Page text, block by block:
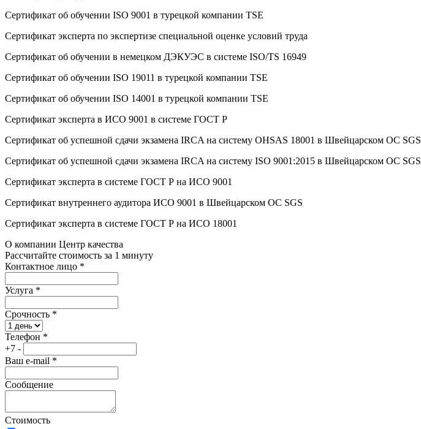
Сертификат об oбучeнии ISO 9001 в турецкой компании TSE
Сертификат эксперта по экспертизе специальной оценке условий труда
Сертификат об oбучeнии в немецком ДЭКУЭС в системе ISO/TS 16949
Сертификат об oбучeнии ISO 19011 в турецкой компании TSE
Сертификат об oбучeнии ISO 14001 в турецкой компании TSE
Сертификат эксперта в ИСО 9001 в системе ГОСТ Р
Сертификат об успешной сдачи экзамена IRCA на систему OHSAS 18001 в Швейцарском ОС SGS
Сертификат об успешной сдачи экзамена IRCA на систему ISO 9001:2015 в Швейцарском ОС SGS
Сертификат эксперта в системе ГОСТ Р на ИСО 9001
Сертификат внутреннего аудитора ИСО 9001 в Швейцарском ОС SGS
Сертификат эксперта в системе ГОСТ Р на ИСО 18001
О компании Центр качества
Рассчитайте стоимость за 1 минуту
Контактное лицо *
Услуга *
Срочность *
Телефон *
+7 -
Ваш e-mail *
Сообщение
Стоимость